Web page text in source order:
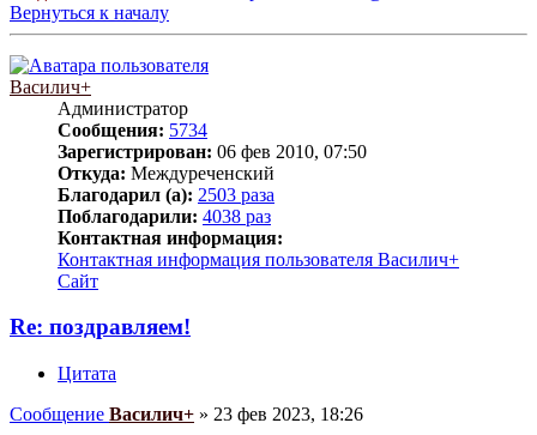
Вернуться к началу
Василич+
Администратор
Сообщения: 5734
Зарегистрирован: 06 фев 2010, 07:50
Откуда: Междуреченский
Благодарил (а): 2503 раза
Поблагодарили: 4038 раз
Контактная информация:
Контактная информация пользователя Василич+
Сайт
Re: поздравляем!
Цитата
Сообщение Василич+ » 23 фев 2023, 18:26